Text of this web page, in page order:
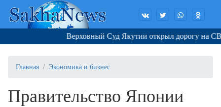
Верховный Суд Якутии открыл дорогу на
Главная Экономика и бизнес
Правительство Японии